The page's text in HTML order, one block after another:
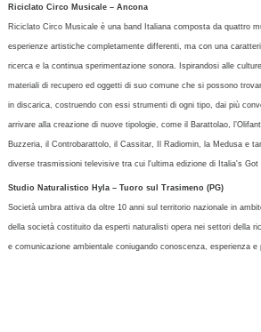
Riciclato Circo Musicale – Ancona
Riciclato Circo Musicale è una band Italiana composta da quattro
esperienze artistiche completamente differenti, ma con una
ricerca e la continua sperimentazione sonora. Ispirandosi alle
materiali di recupero ed oggetti di suo comune che si possono
in discarica, costruendo con essi strumenti di ogni tipo, dai più
arrivare alla creazione di nuove tipologie, come il Barattolao,
Buzzeria, il Controbarattolo, il Cassitar, Il Radiomin, la Medusa e
diverse trasmissioni televisive tra cui l'ultima edizione di Italia's Got
Studio Naturalistico Hyla – Tuoro sul Trasimeno (PG)
Società umbra attiva da oltre 10 anni sul territorio nazionale in
della società costituito da esperti naturalisti opera nei settori della
e comunicazione ambientale coniugando conoscenza, esperienza e